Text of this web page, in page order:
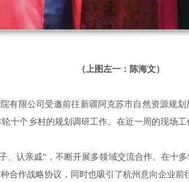
（上图左一：陈海文）
有限公司受邀前往新疆阿克苏市自然资源规
十个乡村的规划调研工作。在近一周的现场
认亲戚”，不断开展多领域交流合作。在十
合作战略协议，同时也吸引了杭州意向企业前